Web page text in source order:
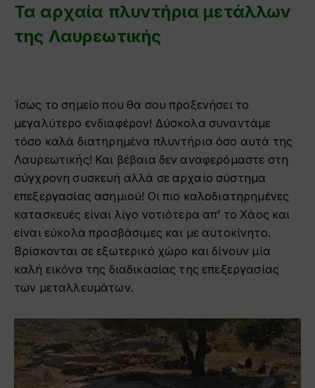
Τα αρχαία πλυντήρια μετάλλων
της Λαυρεωτικής
Ίσως το σημείο που θα σου προξενήσει το
μεγαλύτερο ενδιαφέρον! Δύσκολα συναντάμε
τόσο καλά διατηρημένα πλυντήρια όσο αυτά της
Λαυρεωτικής! Και βέβαια δεν αναφερόμαστε στη
σύγχρονη συσκευή αλλά σε αρχαίο σύστημα
επεξεργασίας ασημιού! Οι πιο καλοδιατηρημένες
κατασκευές είναι λίγο νοτιότερα απ’ το Χάος και
είναι εύκολα προσβάσιμες και με αυτοκίνητο.
Βρίσκονται σε εξωτερικό χώρο και δίνουν μία
καλή εικόνα της διαδικασίας της επεξεργασίας
των μεταλλευμάτων.